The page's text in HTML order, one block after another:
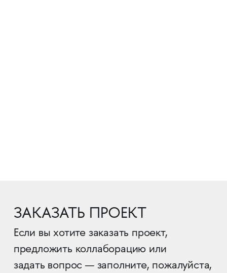
ЗАКАЗАТЬ ПРОЕКТ
Если вы хотите заказать проект,
предложить коллаборацию или
задать вопрос — заполните, пожалуйста,